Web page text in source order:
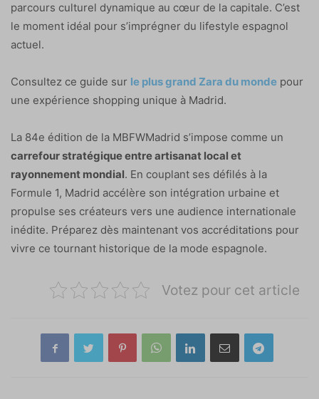
parcours culturel dynamique au cœur de la capitale. C’est
le moment idéal pour s’imprégner du lifestyle espagnol
actuel.
Consultez ce guide sur le plus grand Zara du monde pour
une expérience shopping unique à Madrid.
La 84e édition de la MBFWMadrid s’impose comme un
carrefour stratégique entre artisanat local et
rayonnement mondial. En couplant ses défilés à la
Formule 1, Madrid accélère son intégration urbaine et
propulse ses créateurs vers une audience internationale
inédite. Préparez dès maintenant vos accréditations pour
vivre ce tournant historique de la mode espagnole.
Votez pour cet article